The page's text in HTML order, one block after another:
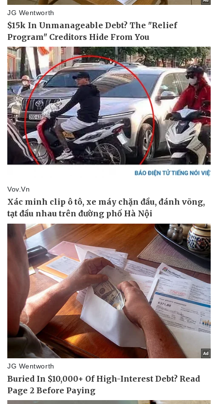
Thể thao
Bóng đá
Lịch thi đấu bóng đá
Thế giới thể thao
Ô tô